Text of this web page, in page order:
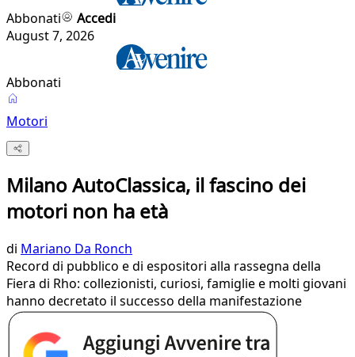
Abbonati
Accedi
August 7, 2026
Abbonati
Motori
Milano AutoClassica, il fascino dei
motori non ha età
di Mariano Da Ronch
Record di pubblico e di espositori alla rassegna della
Fiera di Rho: collezionisti, curiosi, famiglie e molti giovani
hanno decretato il successo della manifestazione